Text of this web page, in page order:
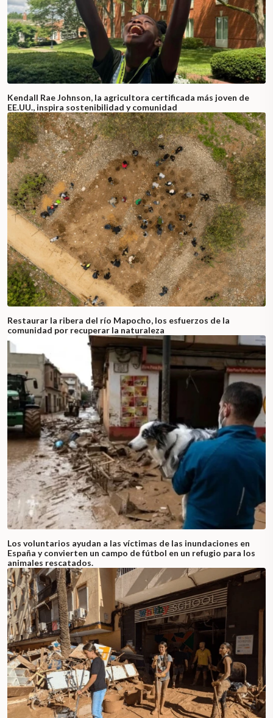
Kendall Rae Johnson, la agricultora certificada más joven de
EE.UU., inspira sostenibilidad y comunidad
Restaurar la ribera del río Mapocho, los esfuerzos de la
comunidad por recuperar la naturaleza
Los voluntarios ayudan a las víctimas de las inundaciones en
España y convierten un campo de fútbol en un refugio para los
animales rescatados.